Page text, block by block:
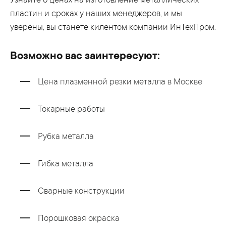
пластин и сроках у наших менеджеров, и мы
уверены, вы станете килентом компании ИнТехПром.
Возможно вас заинтересуют:
Цена плазменной резки металла в Москве
Токарные работы
Рубка металла
Гибка металла
Сварные конструкции
Порошковая окраска